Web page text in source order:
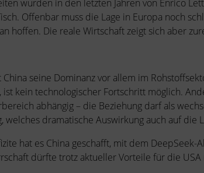
wurden in den letzten Jahren von Enrico
Offenbar muss die Lage in Europa noch
hoffen. Die reale Wirtschaft zeigt sich aber
seine Dominanz vor allem im
kein technologischer Fortschritt möglich.
abhängig – die Beziehung darf als
welches dramatische Auswirkung auch auf
hat es China geschafft, mit dem
dürfte trotz aktueller Vorteile für die